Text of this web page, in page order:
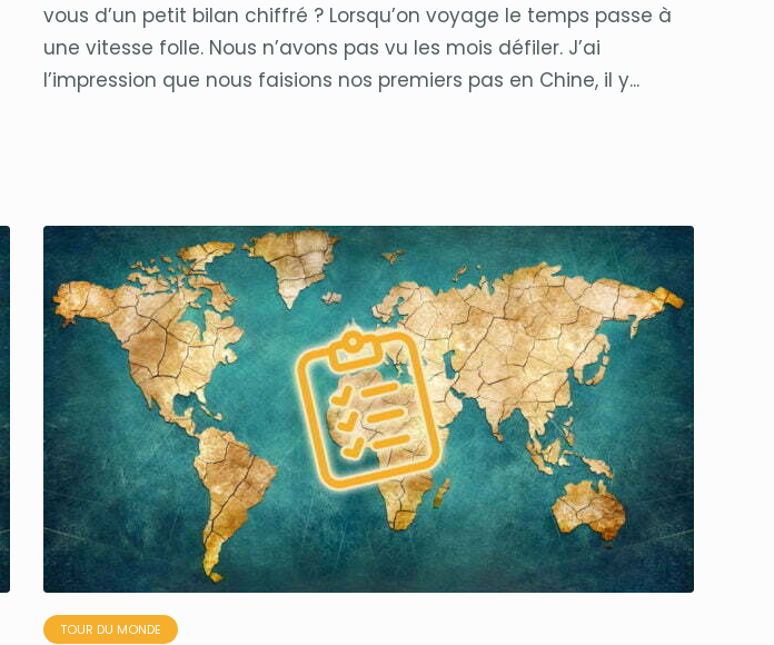
vous d’un petit bilan chiffré ? Lorsqu’on voyage le temps passe à
une vitesse folle. Nous n’avons pas vu les mois défiler. J’ai
l’impression que nous faisions nos premiers pas en Chine, il y...
TOUR DU MONDE